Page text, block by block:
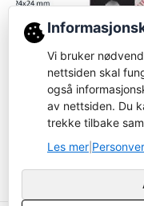
Forbruksvare
07345-Glasstape –
til Weco maskiner
Logg inn for å bestille
Les mer
Vi bruker
nettsiden skal
også
av nettsiden. Du
trekke tilbake
Les mer